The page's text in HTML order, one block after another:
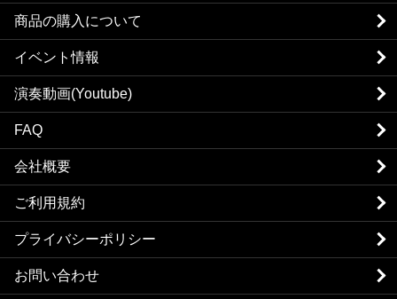
商品の購入について
イベント情報
演奏動画(Youtube)
FAQ
会社概要
ご利用規約
プライバシーポリシー
お問い合わせ